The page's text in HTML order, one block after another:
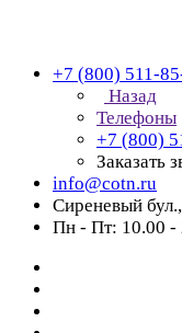
+7 (800) 511-
Назад
Телефоны
+7 (800)
Заказать
info@cotn.ru
Сиреневый
Пн - Пт: 10.00 -